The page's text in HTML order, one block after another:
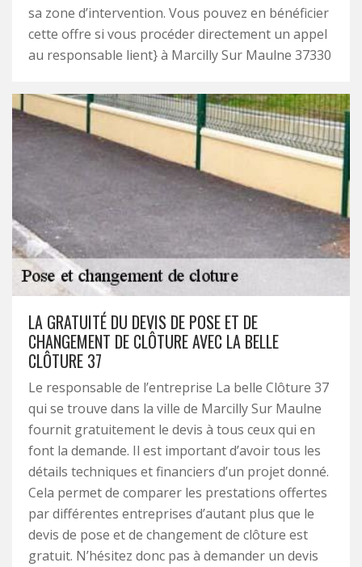
sa zone d’intervention. Vous pouvez en bénéficier
cette offre si vous procéder directement un appel
au responsable lient} à Marcilly Sur Maulne 37330
LA GRATUITÉ DU DEVIS DE POSE ET DE
CHANGEMENT DE CLÔTURE AVEC LA BELLE
CLÔTURE 37
Le responsable de l’entreprise La belle Clôture 37
qui se trouve dans la ville de Marcilly Sur Maulne
fournit gratuitement le devis à tous ceux qui en
font la demande. Il est important d’avoir tous les
détails techniques et financiers d’un projet donné.
Cela permet de comparer les prestations offertes
par différentes entreprises d’autant plus que le
devis de pose et de changement de clôture est
gratuit. N’hésitez donc pas à demander un devis